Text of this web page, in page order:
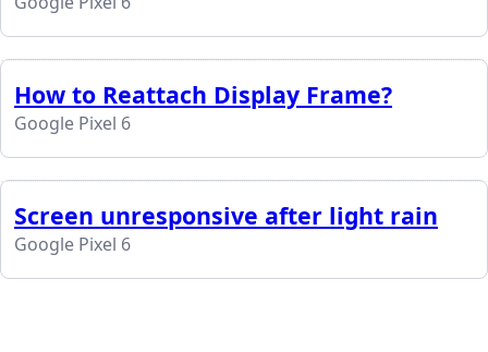
How to Reattach Display Frame?
Google Pixel 6
Screen unresponsive after light rain
Google Pixel 6